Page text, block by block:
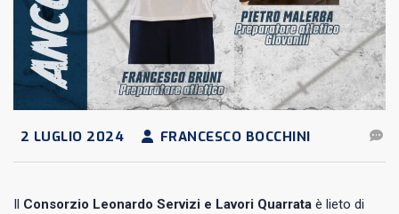
2 LUGLIO 2024 FRANCESCO BOCCHINI
Il Consorzio Leonardo Servizi e Lavori Quarrata è lieto di